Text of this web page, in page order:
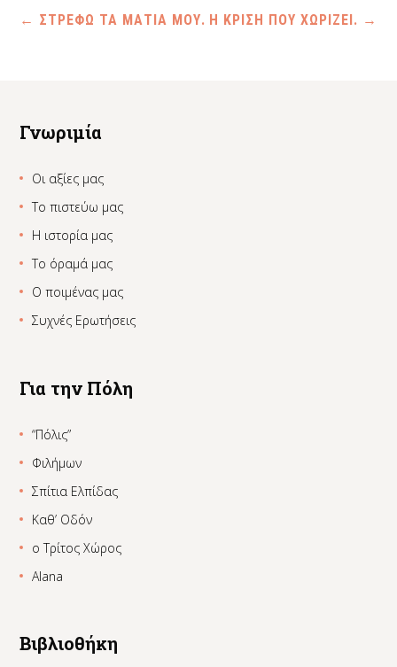
← ΣΤΡΕΦΩ ΤΑ ΜΑΤΙΑ ΜΟΥ. H ΚΡΙΣΗ ΠΟΥ ΧΩΡΙΖΕΙ. →
Γνωριμία
Οι αξίες μας
Το πιστεύω μας
Η ιστορία μας
Το όραμά μας
Ο ποιμένας μας
Συχνές Ερωτήσεις
Για την Πόλη
“Πόλις”
Φιλήμων
Σπίτια Ελπίδας
Καθ’ Οδόν
ο Τρίτος Χώρος
Alana
Βιβλιοθήκη